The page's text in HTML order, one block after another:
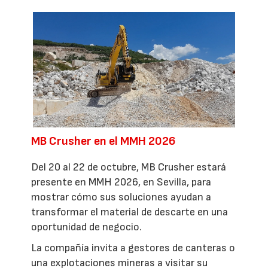
MB Crusher en el MMH 2026
Del 20 al 22 de octubre, MB Crusher estará
presente en MMH 2026, en Sevilla, para
mostrar cómo sus soluciones ayudan a
transformar el material de descarte en una
oportunidad de negocio.
La compañía invita a gestores de canteras o
una explotaciones mineras a visitar su